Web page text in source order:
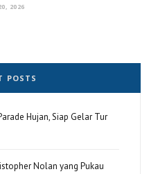
2026
POSTS
Hujan, Siap Gelar Tur
Nolan yang Pukau